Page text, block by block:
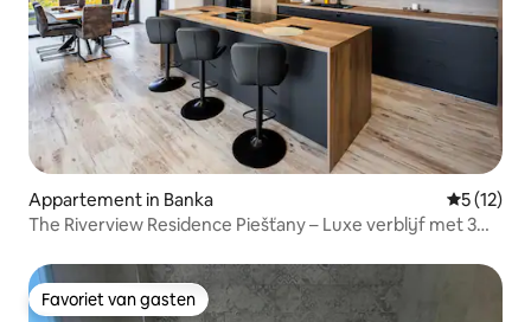
Appartement in Banka
5 (12)
The Riverview Residence Piešťany – Luxe verblijf met 3
Favoriet van gasten
Favoriet van gasten